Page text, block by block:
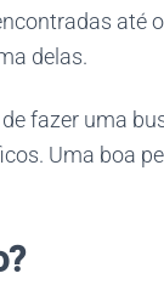
até
delas.
fazer uma
Uma boa